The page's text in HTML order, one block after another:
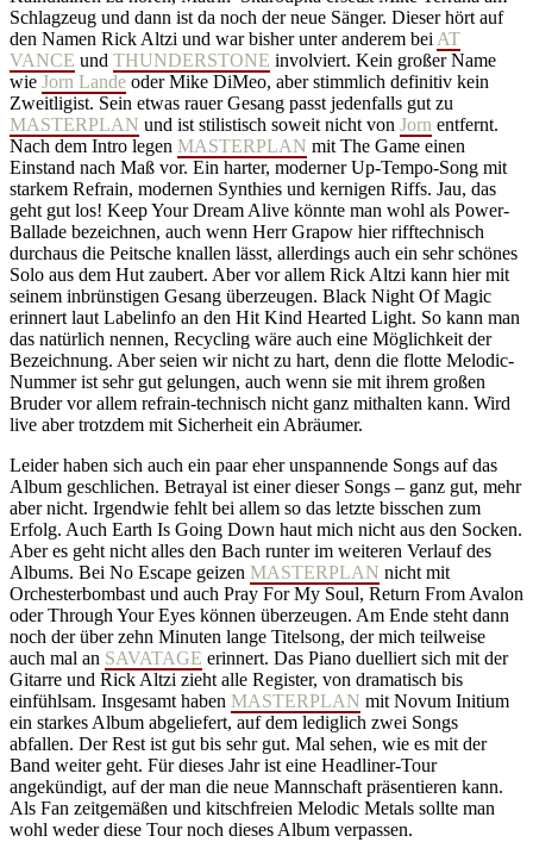
Schlagzeug und dann ist da noch der neue Sänger. Dieser hört auf
den Namen Rick Altzi und war bisher unter anderem bei AT
VANCE und THUNDERSTONE involviert. Kein großer Name
wie Jorn Lande oder Mike DiMeo, aber stimmlich definitiv kein
Zweitligist. Sein etwas rauer Gesang passt jedenfalls gut zu
MASTERPLAN und ist stilistisch soweit nicht von Jorn entfernt.
Nach dem Intro legen MASTERPLAN mit The Game einen
Einstand nach Maß vor. Ein harter, moderner Up-Tempo-Song mit
starkem Refrain, modernen Synthies und kernigen Riffs. Jau, das
geht gut los! Keep Your Dream Alive könnte man wohl als Power-
Ballade bezeichnen, auch wenn Herr Grapow hier rifftechnisch
durchaus die Peitsche knallen lässt, allerdings auch ein sehr schönes
Solo aus dem Hut zaubert. Aber vor allem Rick Altzi kann hier mit
seinem inbrünstigen Gesang überzeugen. Black Night Of Magic
erinnert laut Labelinfo an den Hit Kind Hearted Light. So kann man
das natürlich nennen, Recycling wäre auch eine Möglichkeit der
Bezeichnung. Aber seien wir nicht zu hart, denn die flotte Melodic-
Nummer ist sehr gut gelungen, auch wenn sie mit ihrem großen
Bruder vor allem refrain-technisch nicht ganz mithalten kann. Wird
live aber trotzdem mit Sicherheit ein Abräumer.
Leider haben sich auch ein paar eher unspannende Songs auf das
Album geschlichen. Betrayal ist einer dieser Songs – ganz gut, mehr
aber nicht. Irgendwie fehlt bei allem so das letzte bisschen zum
Erfolg. Auch Earth Is Going Down haut mich nicht aus den Socken.
Aber es geht nicht alles den Bach runter im weiteren Verlauf des
Albums. Bei No Escape geizen MASTERPLAN nicht mit
Orchesterbombast und auch Pray For My Soul, Return From Avalon
oder Through Your Eyes können überzeugen. Am Ende steht dann
noch der über zehn Minuten lange Titelsong, der mich teilweise
auch mal an SAVATAGE erinnert. Das Piano duelliert sich mit der
Gitarre und Rick Altzi zieht alle Register, von dramatisch bis
einfühlsam. Insgesamt haben MASTERPLAN mit Novum Initium
ein starkes Album abgeliefert, auf dem lediglich zwei Songs
abfallen. Der Rest ist gut bis sehr gut. Mal sehen, wie es mit der
Band weiter geht. Für dieses Jahr ist eine Headliner-Tour
angekündigt, auf der man die neue Mannschaft präsentieren kann.
Als Fan zeitgemäßen und kitschfreien Melodic Metals sollte man
wohl weder diese Tour noch dieses Album verpassen.